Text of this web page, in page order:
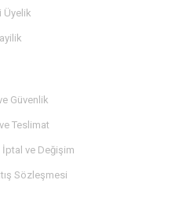
Üyelik
Güvenlik
Teslimat
İptal ve Değişim
Sözleşmesi